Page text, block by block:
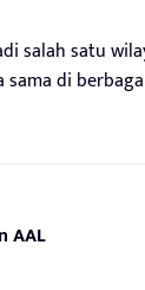
salah satu
sama di
AAL